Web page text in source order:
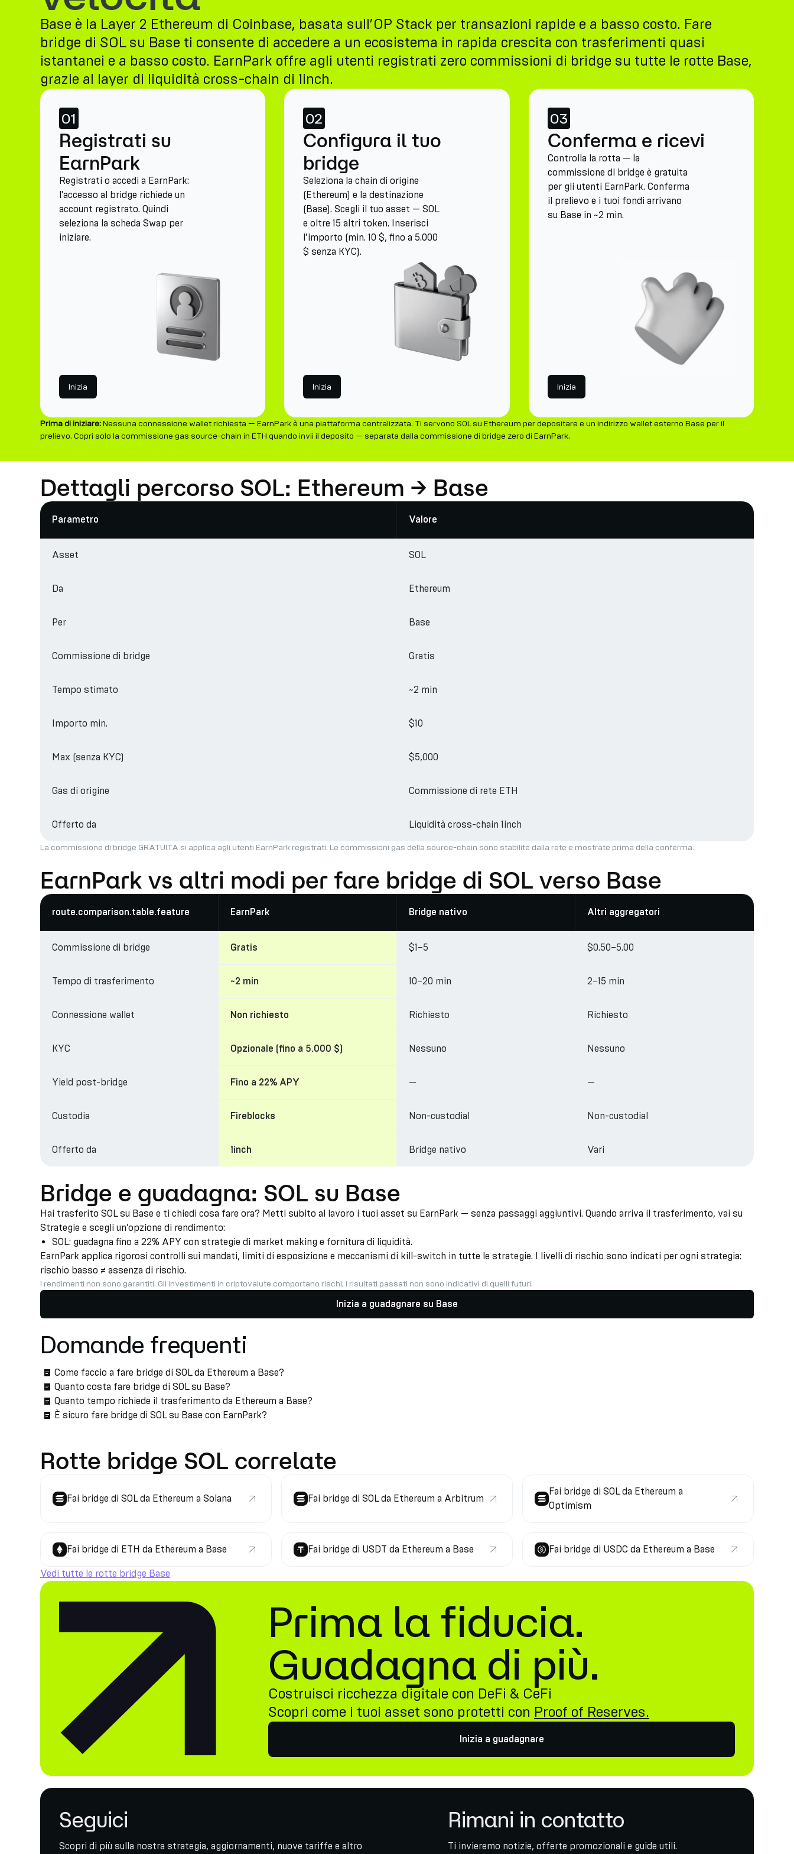
Base è la Layer 2 Ethereum di Coinbase, basata sull’OP Stack per transazioni rapide e a basso costo. Fare
bridge di SOL su Base ti consente di accedere a un ecosistema in rapida crescita con trasferimenti quasi
istantanei e a basso costo. EarnPark offre agli utenti registrati zero commissioni di bridge su tutte le rotte Base,
grazie al layer di liquidità cross-chain di 1inch.
01
Registrati su
EarnPark
Registrati o accedi a EarnPark:
l'accesso al bridge richiede un
account registrato. Quindi
seleziona la scheda Swap per
iniziare.
Inizia
02
Configura il tuo
bridge
Seleziona la chain di origine
(Ethereum) e la destinazione
(Base). Scegli il tuo asset — SOL
e oltre 15 altri token. Inserisci
l’importo (min. 10 $, fino a 5.000
$ senza KYC).
Inizia
03
Conferma e ricevi
Controlla la rotta — la
commissione di bridge è gratuita
per gli utenti EarnPark. Conferma
il prelievo e i tuoi fondi arrivano
su Base in ~2 min.
Inizia
Prima di iniziare:Nessuna connessione wallet richiesta — EarnPark è una piattaforma centralizzata. Ti servono SOL su Ethereum per depositare e un indirizzo wallet esterno Base per il
prelievo. Copri solo la commissione gas source-chain in ETH quando invii il deposito — separata dalla commissione di bridge zero di EarnPark.
Dettagli percorso SOL: Ethereum → Base
Parametro Valore
Asset SOL
Da Ethereum
Per Base
Commissione di bridge Gratis
Tempo stimato ~2 min
Importo min. $10
Max (senza KYC) $5,000
Gas di origine Commissione di rete ETH
Offerto da Liquidità cross-chain 1inch
La commissione di bridge GRATUITA si applica agli utenti EarnPark registrati. Le commissioni gas della source-chain sono stabilite dalla rete e mostrate prima della conferma.
EarnPark vs altri modi per fare bridge di SOL verso Base
route.comparison.table.feature EarnPark Bridge nativo Altri aggregatori
Commissione di bridge Gratis $1–5 $0.50–5.00
Tempo di trasferimento ~2 min 10–20 min 2–15 min
Connessione wallet Non richiesto Richiesto Richiesto
KYC Opzionale (fino a 5.000 $) Nessuno Nessuno
Yield post-bridge Fino a 22% APY — —
Custodia Fireblocks Non-custodial Non-custodial
Offerto da 1inch Bridge nativo Vari
Bridge e guadagna: SOL su Base
Hai trasferito SOL su Base e ti chiedi cosa fare ora? Metti subito al lavoro i tuoi asset su EarnPark — senza passaggi aggiuntivi. Quando arriva il trasferimento, vai su
Strategie e scegli un’opzione di rendimento:
SOL: guadagna fino a 22% APY con strategie di market making e fornitura di liquidità.
EarnPark applica rigorosi controlli sui mandati, limiti di esposizione e meccanismi di kill-switch in tutte le strategie. I livelli di rischio sono indicati per ogni strategia:
rischio basso ≠ assenza di rischio.
I rendimenti non sono garantiti. Gli investimenti in criptovalute comportano rischi; i risultati passati non sono indicativi di quelli futuri.
Inizia a guadagnare su Base
Domande frequenti
Come faccio a fare bridge di SOL da Ethereum a Base?
Quanto costa fare bridge di SOL su Base?
Quanto tempo richiede il trasferimento da Ethereum a Base?
È sicuro fare bridge di SOL su Base con EarnPark?
Rotte bridge SOL correlate
Fai bridge di SOL da Ethereum a Solana Fai bridge di SOL da Ethereum a Arbitrum
Fai bridge di SOL da Ethereum a
Optimism
Fai bridge di ETH da Ethereum a Base Fai bridge di USDT da Ethereum a Base Fai bridge di USDC da Ethereum a Base
Vedi tutte le rotte bridge Base
Prima la fiducia.
Guadagna di più.
Costruisci ricchezza digitale con DeFi & CeFi
Scopri come i tuoi asset sono protetti con Proof of Reserves.
Inizia a guadagnare
Seguici
Scopri di più sulla nostra strategia, aggiornamenti, nuove tariffe e altro
Rimani in contatto
Ti invieremo notizie, offerte promozionali e guide utili.